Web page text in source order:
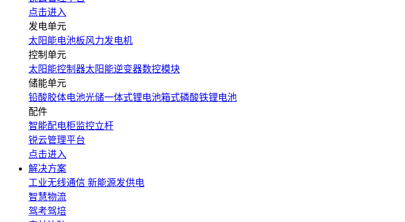
点击进入
发电单元
太阳能电池板风力发电机
控制单元
太阳能控制器太阳能逆变器数控模块
储能单元
铅酸胶体电池光储一体式锂电池箱式磷酸铁锂电池
配件
智能配电柜监控立杆
锐云管理平台
点击进入
解决方案
工业无线通信 新能源发供电
智慧物流
驾考驾培